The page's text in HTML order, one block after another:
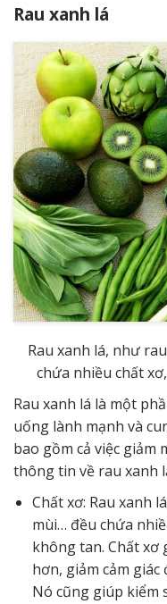
Rau xanh lá
Rau xanh lá, như
chứa nhiều chất
Rau xanh lá là một
uống lành mạnh và
bao gồm cả việc giảm
thông tin về rau xanh
Chất xơ: Rau xanh
mùi… đều chứa
không tan. Chất xơ
hơn, giảm cảm
Nó cũng giúp kiểm